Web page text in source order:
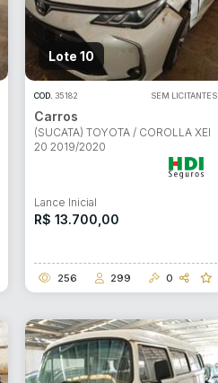
Lote 10
COD. 35182 SEM LICITANTES
Carros
(SUCATA) TOYOTA / COROLLA XEI
20 2019/2020
Lance Inicial
R$ 13.700,00
256 299 0